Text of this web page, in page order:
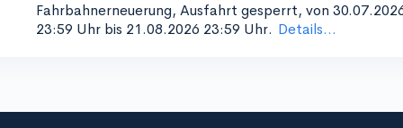
Fahrbahnerneuerung, Ausfahrt gesperrt, von
23:59 Uhr bis 21.08.2026 23:59 Uhr. Details...